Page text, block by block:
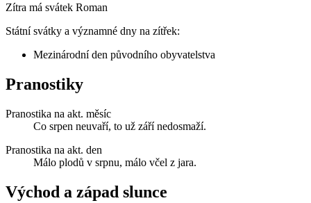
Zítra má svátek Roman
Státní svátky a významné dny na zítřek:
Mezinárodní den původního obyvatelstva
Pranostiky
Pranostika na akt. měsíc
Co srpen neuvaří, to už září nedosmaží.
Pranostika na akt. den
Málo plodů v srpnu, málo včel z jara.
Východ a západ slunce